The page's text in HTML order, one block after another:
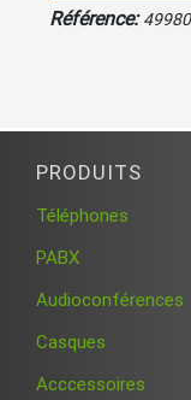
Référence:
PRODUITS
Téléphones
PABX
Audioconférences
Casques
Acccessoires